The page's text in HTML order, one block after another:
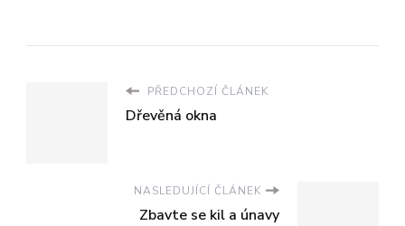
PŘEDCHOZÍ ČLÁNEK
Dřevěná okna
NASLEDUJÍCÍ ČLÁNEK
Zbavte se kil a únavy